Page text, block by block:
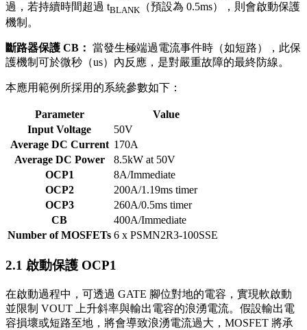
過，若持續時間超過 tBLANK （預設為 0.5ms），則會啟動保護
機制。
斷路器保護 CB： 當發生極端過電流事件時（如短路），此保
護機制可於微秒（us）內反應，是對嚴重故障的最終防線。
本應用範例所採用的系統參數如下：
Parameter
Value
Input Voltage
50V
Average DC Current 170A
Average DC Power
8.5kW at 50V
OCP1
8A/Immediate
OCP2
200A/1.19ms timer
OCP3
260A/0.5ms timer
CB
400A/Immediate
Number of MOSFETs 6 x PSMN2R3-100SSE
2.1 啟動保護 OCP1
在啟動過程中，可透過 GATE 腳位對地的電容，實現軟啟動
並限制 VOUT 上升斜率與輸出電容的浪湧電流。假設輸出電
容損壞或短路至地，將會導致浪湧電流過大，MOSFET 將承